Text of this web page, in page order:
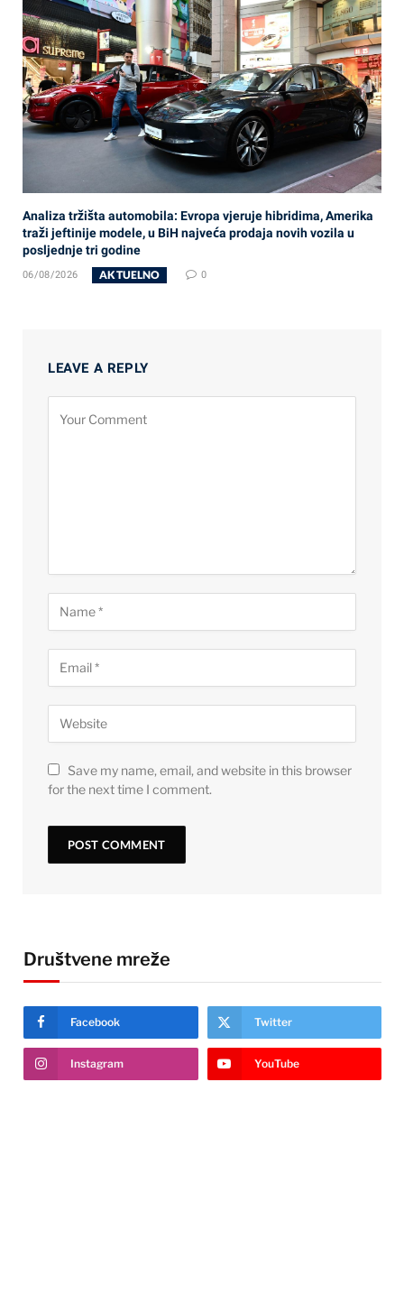
Analiza tržišta automobila: Evropa vjeruje hibridima, Amerika
traži jeftinije modele, u BiH najveća prodaja novih vozila u
posljednje tri godine
06/08/2026 AKTUELNO 0
LEAVE A REPLY
Save my name, email, and website in this browser
for the next time I comment.
Društvene mreže
Facebook Twitter
Instagram YouTube